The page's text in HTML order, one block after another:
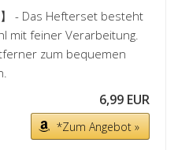
】 - Das Hefterset besteht
mit feiner Verarbeitung.
zum bequemen
6,99 EUR
*Zum Angebot »